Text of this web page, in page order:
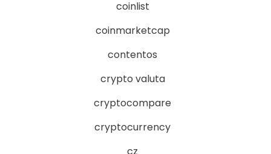
coinlist
coinmarketcap
contentos
crypto valuta
cryptocompare
cryptocurrency